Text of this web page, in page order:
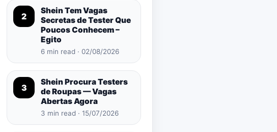
2
Shein Tem Vagas
Secretas de Tester Que
Poucos Conhecem –
Egito
6 min read · 02/08/2026
3
Shein Procura Testers
de Roupas — Vagas
Abertas Agora
3 min read · 15/07/2026